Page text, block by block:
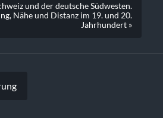
und der deutsche Südwesten.
Nähe und Distanz im 19. und 20.
Jahrhundert »